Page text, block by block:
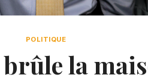
POLITIQUE
brûle la